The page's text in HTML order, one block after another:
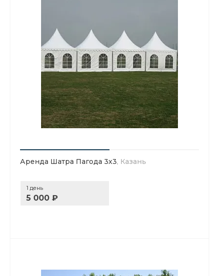
Аренда Шатра Пагода 3х3, Казань
1 день
5 000 ₽